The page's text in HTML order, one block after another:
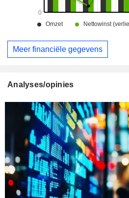
Meer financiële gegevens
Analyses/opinies